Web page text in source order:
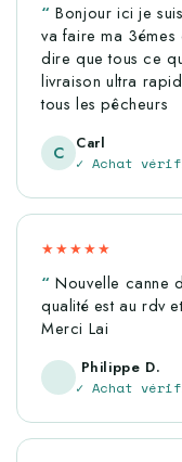
Bonjour ici je
va faire ma
dire que tous ce
livraison ultra
tous les pêcheurs
C Carl
✓ Achat
★★★★★
Nouvelle canne
qualité est au rdv
Merci Lai
Philippe D.
✓ Achat